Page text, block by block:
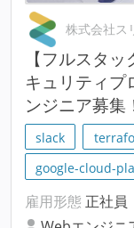
株式会社ス
【フルスタ
キュリティプ
ンジニア募集
slack
google-cloud-
雇用形態 正社員